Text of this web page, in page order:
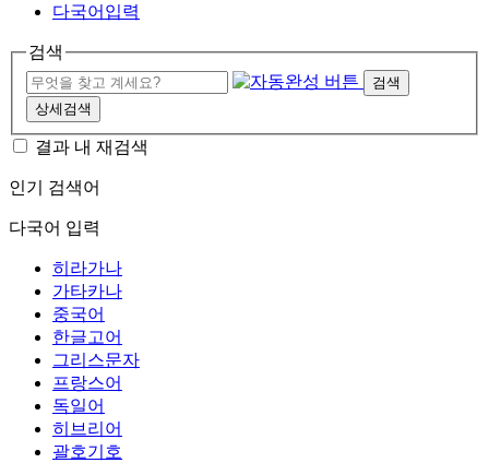
다국어입력
검색
검색
상세검색
결과 내 재검색
인기 검색어
다국어 입력
히라가나
가타카나
중국어
한글고어
그리스문자
프랑스어
독일어
히브리어
괄호기호